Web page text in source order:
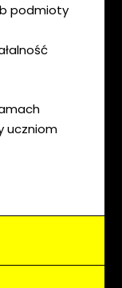
podmioty
uczniom